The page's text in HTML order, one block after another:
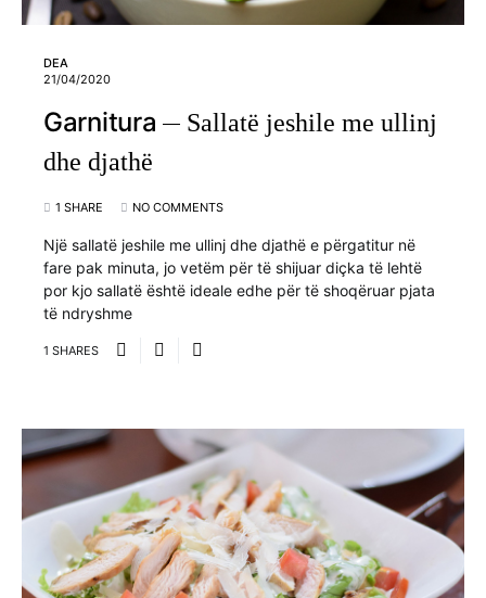
DEA
21/04/2020
Garnitura
Sallatë jeshile me ullinj
dhe djathë
1 SHARE NO COMMENTS
Një sallatë jeshile me ullinj dhe djathë e përgatitur në
fare pak minuta, jo vetëm për të shijuar diçka të lehtë
por kjo sallatë është ideale edhe për të shoqëruar pjata
të ndryshme
1 SHARES